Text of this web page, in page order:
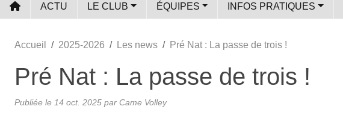
ACTU LE CLUB ÉQUIPES INFOS PRATIQUES
Accueil 2025-2026 Les news Pré Nat : La passe de trois !
Pré Nat : La passe de trois !
Publiée le 14 oct. 2025 par Came Volley